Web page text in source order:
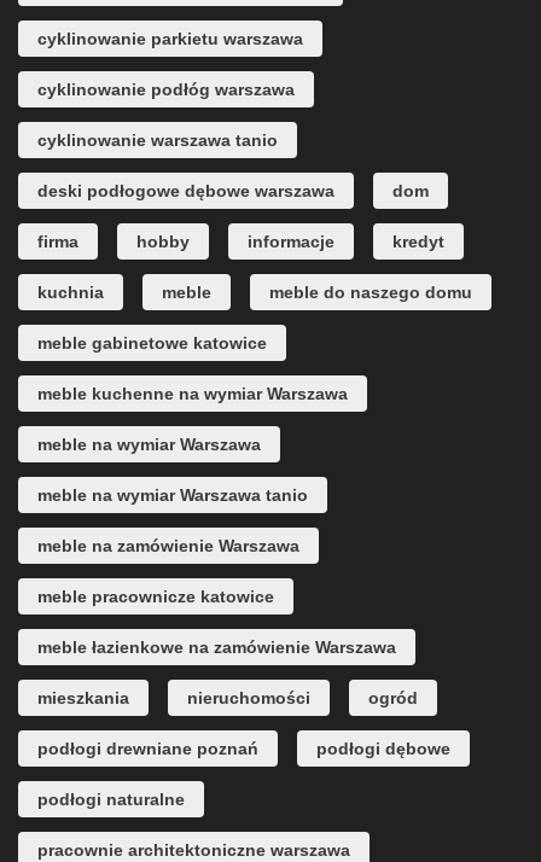
cyklinowanie parkietu warszawa
cyklinowanie podłóg warszawa
cyklinowanie warszawa tanio
deski podłogowe dębowe warszawa dom
firma hobby informacje kredyt
kuchnia meble meble do naszego domu
meble gabinetowe katowice
meble kuchenne na wymiar Warszawa
meble na wymiar Warszawa
meble na wymiar Warszawa tanio
meble na zamówienie Warszawa
meble pracownicze katowice
meble łazienkowe na zamówienie Warszawa
mieszkania nieruchomości ogród
podłogi drewniane poznań podłogi dębowe
podłogi naturalne
pracownie architektoniczne warszawa